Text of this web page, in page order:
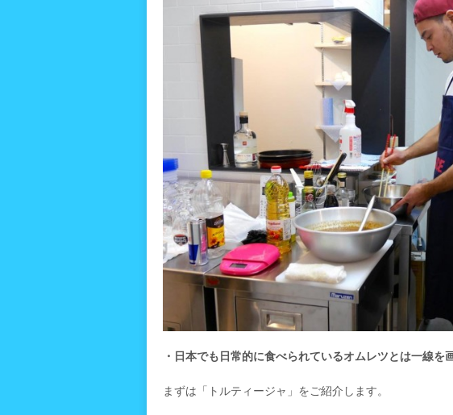
・日本でも日常的に食べられているオムレツとは一線を
まずは「トルティージャ」をご紹介します。